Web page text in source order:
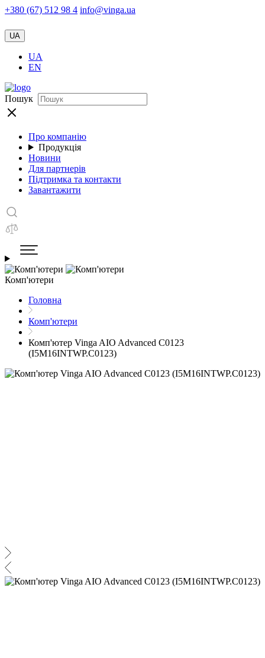
+380 (67) 512 98 4 info@vinga.ua
UA
UA
EN
Пошук
Про компанію
Продукція
Новини
Для партнерів
Підтримка та контакти
Завантажити
Комп'ютери
Головна
Комп'ютери
Комп'ютер Vinga AIO Advanced C0123
(I5M16INTWP.C0123)